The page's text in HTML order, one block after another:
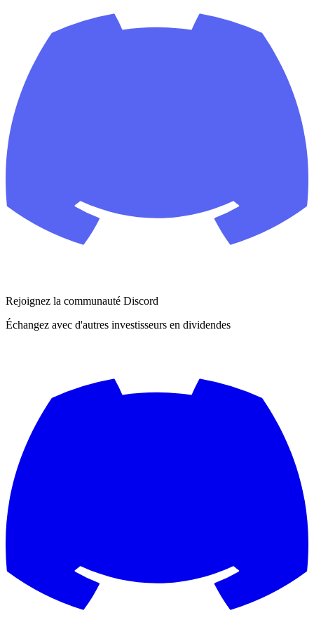
Rejoignez la communauté Discord
Échangez avec d'autres investisseurs en dividendes